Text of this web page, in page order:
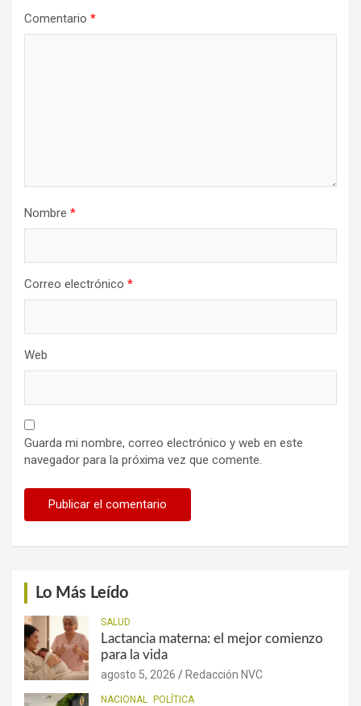
Comentario *
Nombre *
Correo electrónico *
Web
Guarda mi nombre, correo electrónico y web en este
navegador para la próxima vez que comente.
Lo Más Leído
SALUD
Lactancia materna: el mejor comienzo
para la vida
agosto 5, 2026 Redacción NVC
NACIONAL POLÍTICA